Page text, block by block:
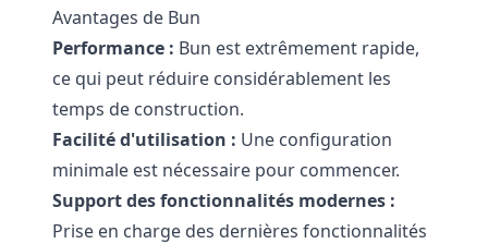
Avantages de Bun
Performance : Bun est extrêmement rapide,
ce qui peut réduire considérablement les
temps de construction.
Facilité d'utilisation : Une configuration
minimale est nécessaire pour commencer.
Support des fonctionnalités modernes :
Prise en charge des dernières fonctionnalités